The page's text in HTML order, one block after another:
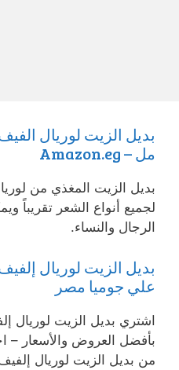
مل – Amazon.eg
بديل الزيت المغذي من
لجميع أنواع الشعر تقريباً
الرجال والنساء.
بديل الزيت لوريال
علي جوميا مصر
اشتري بديل الزيت لوريال
بأفضل العروض والأسعار –
من بديل الزيت لوريال